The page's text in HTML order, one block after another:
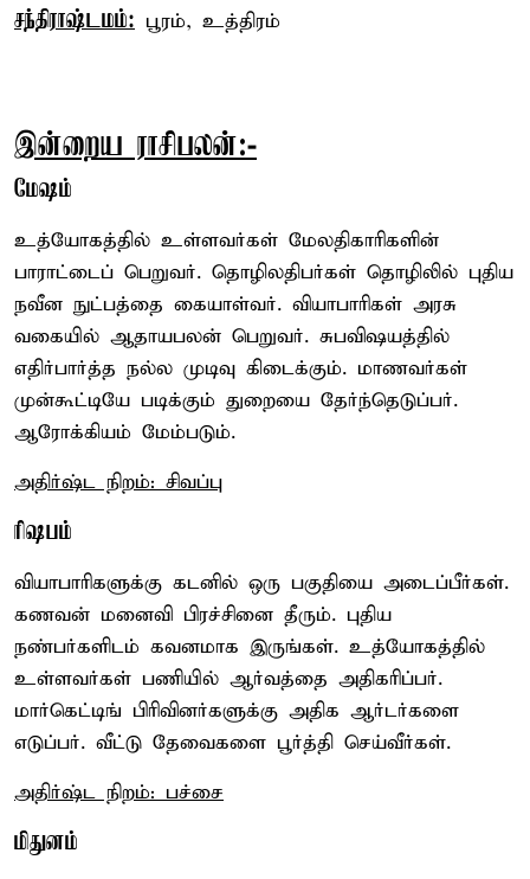
சந்திராஷ்டமம்: பூரம், உத்திரம்
இன்றைய ராசிபலன்:-
மேஷம்
உத்யோகத்தில் உள்ளவர்கள் மேலதிகாரிகளின்
பாராட்டைப் பெறுவர். தொழிலதிபர்கள் தொழிலில் புதிய
நவீன நுட்பத்தை கையாள்வர். வியாபாரிகள் அரசு
வகையில் ஆதாயபலன் பெறுவர். சுபவிஷயத்தில்
எதிர்பார்த்த நல்ல முடிவு கிடைக்கும். மாணவர்கள்
முன்கூட்டியே படிக்கும் துறையை தேர்ந்தெடுப்பர்.
ஆரோக்கியம் மேம்படும்.
அதிர்ஷ்ட நிறம்: சிவப்பு
ரிஷபம்
வியாபாரிகளுக்கு கடனில் ஒரு பகுதியை அடைப்பீர்கள்.
கணவன் மனைவி பிரச்சினை தீரும். புதிய
நண்பர்களிடம் கவனமாக இருங்கள். உத்யோகத்தில்
உள்ளவர்கள் பணியில் ஆர்வத்தை அதிகரிப்பர்.
மார்கெட்டிங் பிரிவினர்களுக்கு அதிக ஆர்டர்களை
எடுப்பர். வீட்டு தேவைகளை பூர்த்தி செய்வீர்கள்.
அதிர்ஷ்ட நிறம்: பச்சை
மிதுனம்